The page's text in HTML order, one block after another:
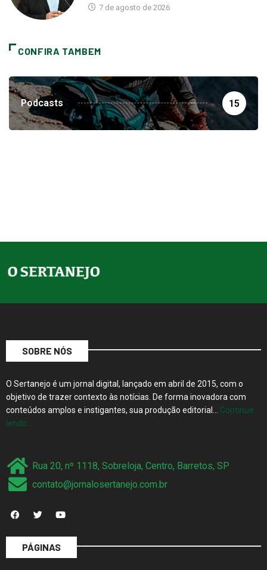
7 de agosto de 2026
CONFIRA TAMBEM
Podcasts 15
SOBRE NÓS
O Sertanejo é um jornal digital, lançado em abril de 2015, com o
objetivo de trazer contexto às notícias. De forma inovadora com
conteúdos amplos e instigantes, sua produção editorial… Continue
lendo…
Rua 20, nº 1118, Sobreloja, Centro, Barretos, SP
contato@jornalosertanejo.com.br
PÁGINAS